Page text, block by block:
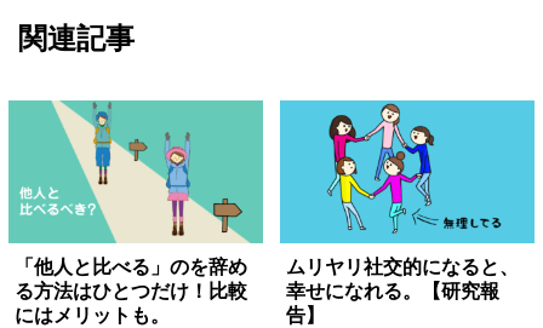
関連記事
「他人と比べる」のを辞め
る方法はひとつだけ！比較
にはメリットも。
ムリヤリ社交的になると、
幸せになれる。【研究報
告】